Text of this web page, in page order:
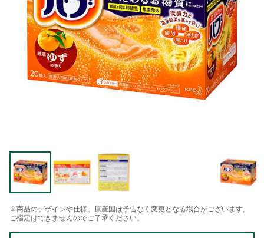
※商品のデザインや仕様、原産国は予告なく変更となる場合がございます。
ご指定はできませんのでご了承ください。